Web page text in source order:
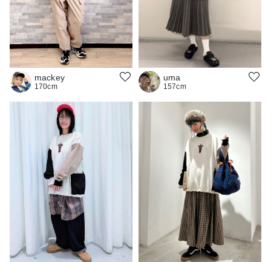
mackey
170cm
uma
157cm